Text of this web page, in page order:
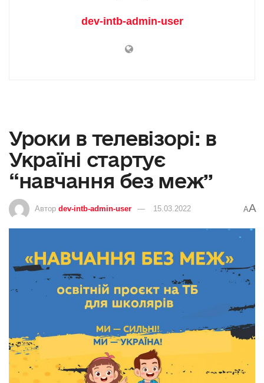
dev-intb-admin-user
Уроки в телевізорі: в
Україні стартує
“навчання без меж”
Автор dev-intb-admin-user 15.03.2022 AA